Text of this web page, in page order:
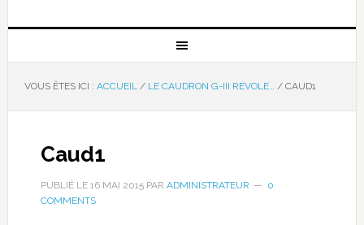
VOUS ÊTES ICI : ACCUEIL / LE CAUDRON G-III REVOLE… /CAUD1
Caud1
PUBLIÉ LE 16 MAI 2015PAR ADMINISTRATEUR
0
COMMENTS